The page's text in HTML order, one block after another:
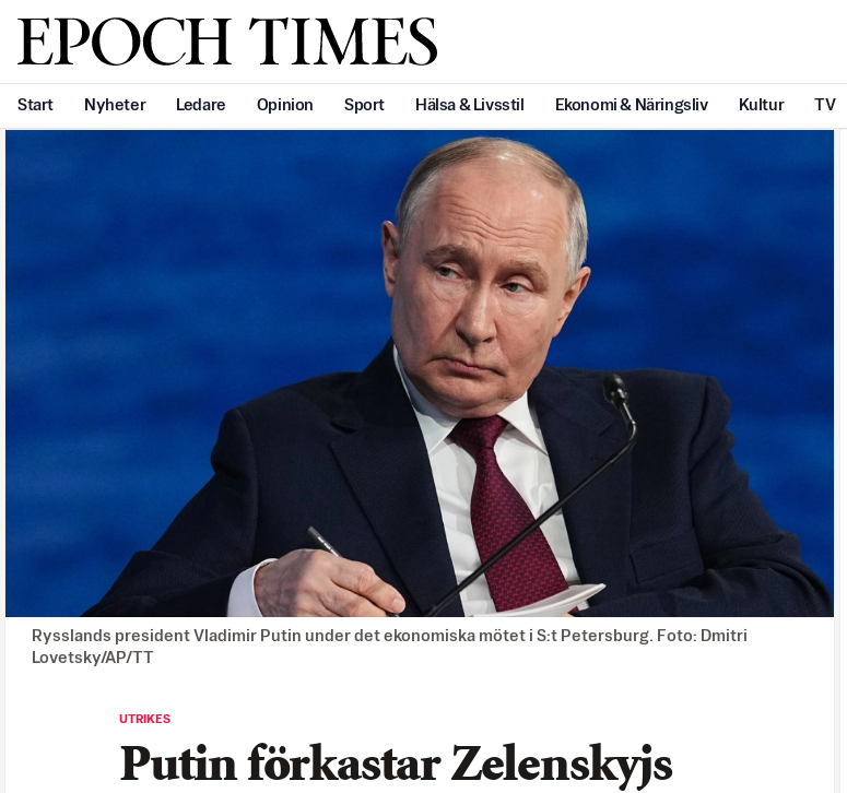
Svenska Epoch Times
Start Nyheter Ledare Opinion Sport Hälsa & Livsstil Ekonomi & Näringsliv Kultur TV
Rysslands president Vladimir Putin under det ekonomiska mötet i S:t Petersburg. Foto: Dmitri
Lovetsky/AP/TT
UTRIKES
Putin förkastar Zelenskyjs